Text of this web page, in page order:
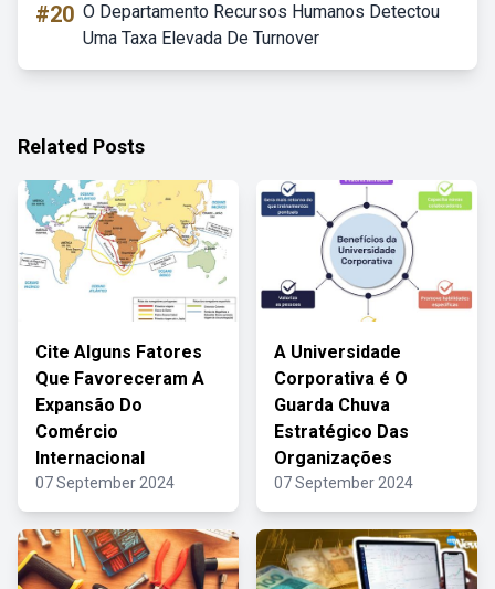
#20 O Departamento Recursos Humanos Detectou
Uma Taxa Elevada De Turnover
Related Posts
Cite Alguns Fatores
Que Favoreceram A
Expansão Do
Comércio
Internacional
07 September 2024
A Universidade
Corporativa é O
Guarda Chuva
Estratégico Das
Organizações
07 September 2024